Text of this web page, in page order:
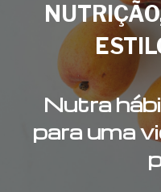
Nutra
para uma